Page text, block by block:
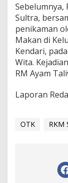
Sebelumnya,
Sultra,
penikaman
Makan di
Kendari,
Wita.
RM Ayam
Laporan
OTK RKM